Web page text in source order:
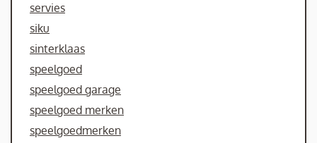
servies
siku
sinterklaas
speelgoed
speelgoed garage
speelgoed merken
speelgoedmerken